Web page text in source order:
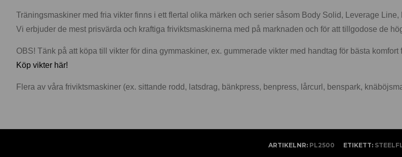
Träningsmaskiner med fria vikter finns i ett flertal olika märken och serier såsom Body Solid, Leverage
Vi erbjuder de mest prisvärda och kraftiga friviktsmaskinerna med på marknaden och för att tillgodose de
OBS! Tänk på att köpa till vikter för dina gymmaskiner, ex. gummerade vikter med handtag för bästa komfort
Köp vikter här!
Flera av våra friviktsmaskiner (ex. sittande rodd, latsdrag, bänkpress, benpress, lårcurl, benspark,
ARTIKELNR: PL2500 ETIKETT: